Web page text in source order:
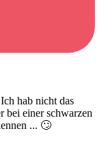
hab nicht das
bei einer schwarzen
... 🙄